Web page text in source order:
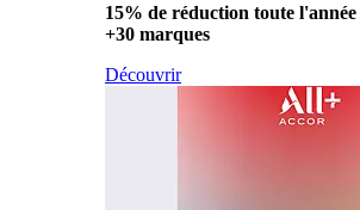
15% de réduction toute l'année
+30 marques
Découvrir